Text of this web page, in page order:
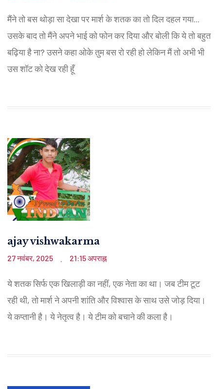
मैंने तो बस थोड़ा सा देखा पर मार्श के शतक का तो दिल दहल गया...
उसके बाद तो मैंने अपने भाई को फोन कर दिया और बोली कि ये तो बहुत
बढ़िया है ना? उसने कहा ओके तुम बस रो रही हो लेकिन मैं तो अभी भी
उस शॉट को देख रही हूँ
ajay vishwakarma
27 नवंबर, 2025 . 21:15 अपराह्न
ये शतक सिर्फ एक खिलाड़ी का नहीं, एक नेता का था। जब टीम टूट
रही थी, तो मार्श ने अपनी शांति और विश्वास के साथ उसे जोड़ दिया।
ये कप्तानी है। ये नेतृत्व है। ये टीम को बचाने की कला है।